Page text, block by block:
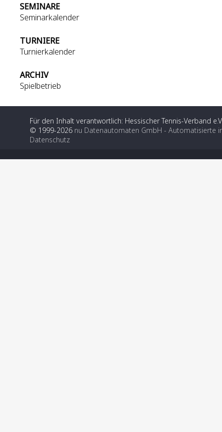
SEMINARE
Seminarkalender
TURNIERE
Turnierkalender
ARCHIV
Spielbetrieb
Für den Inhalt verantwortlich: Hessischer Tennis-Verband
© 1999-2026 nu Datenautomaten GmbH - Automatisierte
Datenschutz